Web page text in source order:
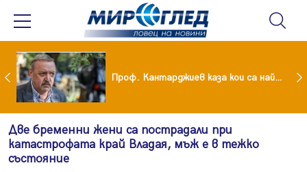
Учени: Земята се затопля с рекордни темпове Проф. Кантарджиев каза кои са най-застрашени от западно нилска треска
Две бременни жени са пострадали при
катастрофата край Владая, мъж е в тежко
състояние